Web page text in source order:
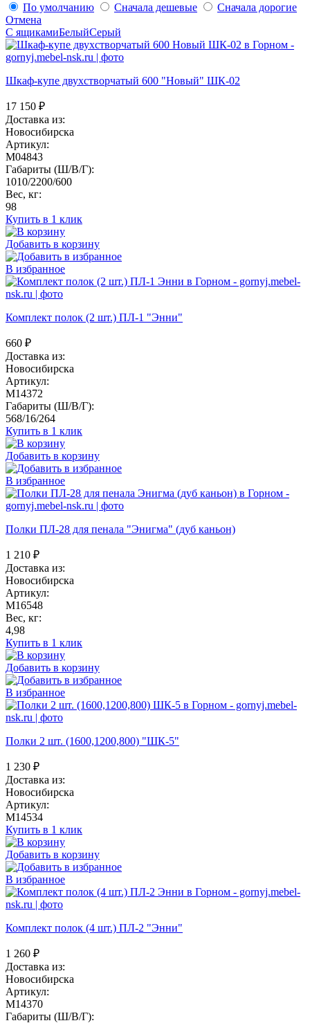
По умолчанию
Сначала дешевые
Сначала дорогие
Отмена
С ящикамиБелыйСерый
Шкаф-купе двухстворчатый 600 "Новый" ШК-02
17 150 ₽
Доставка из:
Новосибирска
Артикул:
M04843
Габариты (Ш/В/Г):
1010/2200/600
Вес, кг:
98
Купить в 1 клик
Добавить в корзину
В избранное
Комплект полок (2 шт.) ПЛ-1 "Энни"
660 ₽
Доставка из:
Новосибирска
Артикул:
M14372
Габариты (Ш/В/Г):
568/16/264
Купить в 1 клик
Добавить в корзину
В избранное
Полки ПЛ-28 для пенала "Энигма" (дуб каньон)
1 210 ₽
Доставка из:
Новосибирска
Артикул:
M16548
Вес, кг:
4,98
Купить в 1 клик
Добавить в корзину
В избранное
Полки 2 шт. (1600,1200,800) "ШК-5"
1 230 ₽
Доставка из:
Новосибирска
Артикул:
M14534
Купить в 1 клик
Добавить в корзину
В избранное
Комплект полок (4 шт.) ПЛ-2 "Энни"
1 260 ₽
Доставка из:
Новосибирска
Артикул:
M14370
Габариты (Ш/В/Г):